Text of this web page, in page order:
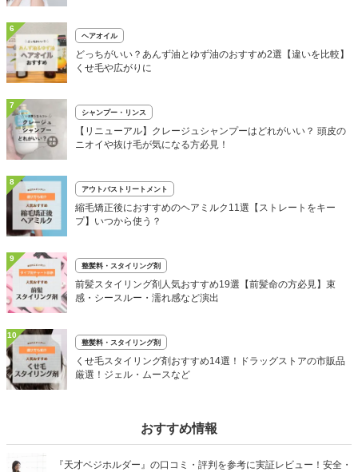
6
ヘアオイル
どっちがいい？あんず油とゆず油のおすすめ2選【違いを比較】
くせ毛や広がりに
7
シャンプー・リンス
【リニューアル】クレージュシャンプーはどれがいい？ 頭皮の
ニオイや抜け毛が気になる方必見！
8
アウトバストリートメント
縮毛矯正後におすすめのヘアミルク11選【ストレートをキー
プ】いつから使う？
9
整髪料・スタイリング剤
前髪スタイリング剤人気おすすめ19選【前髪命の方必見】束
感・シースルー・濡れ感など演出
10
整髪料・スタイリング剤
くせ毛スタイリング剤おすすめ14選！ドラッグストアの市販品
厳選！ジェル・ムースなど
おすすめ情報
『天才ベジホルダー』の口コミ・評判を参考に実証レビュー！安全・